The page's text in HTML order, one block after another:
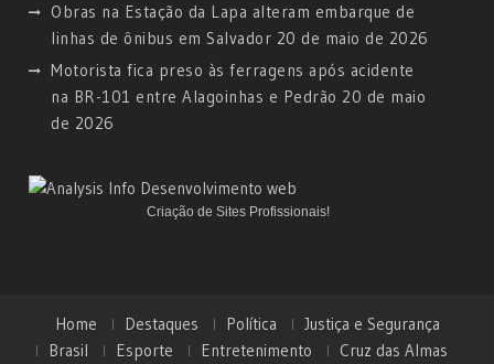
Obras na Estação da Lapa alteram embarque de
linhas de ônibus em Salvador 20 de maio de 2026
Motorista fica preso às ferragens após acidente
na BR-101 entre Alagoinhas e Pedrão 20 de maio
de 2026
Criação de Sites Profissionais!
Home Destaques Política
Justiça e Segurança
Brasil
Esporte Entretenimento Cruz das Almas